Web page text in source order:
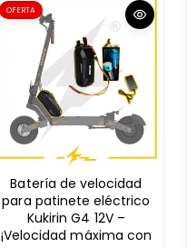
OFERTA
Batería de velocidad
para patinete eléctrico
Kukirin G4 12V –
¡Velocidad máxima con